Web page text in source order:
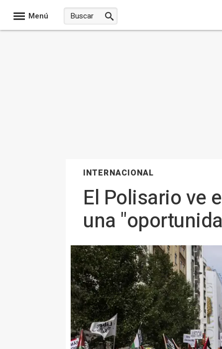
Menú
INTERNACIONAL
El Polisario ve
una